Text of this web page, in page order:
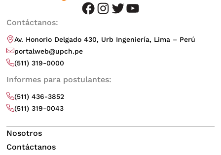
facebook instagram twitter youtube
Contáctanos:
Av. Honorio Delgado 430, Urb Ingeniería, Lima – Perú
portalweb@upch.pe
(511) 319-0000
Informes para postulantes:
(511) 436-3852
(511) 319-0043
Nosotros
Contáctanos